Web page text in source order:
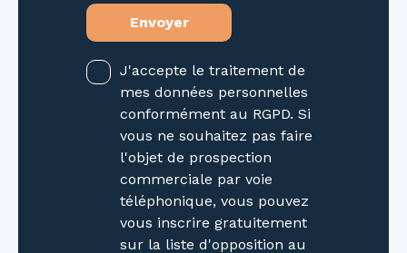
immobilier (EI) immatriculée au Registre
Spécial des Agents Commerciaux (RSAC) du
numéro 904953262
Envoyer
J'accepte le traitement de
mes données personnelles
conformément au RGPD. Si
vous ne souhaitez pas faire
l'objet de prospection
commerciale par voie
téléphonique, vous pouvez
vous inscrire gratuitement
sur la liste d'opposition au